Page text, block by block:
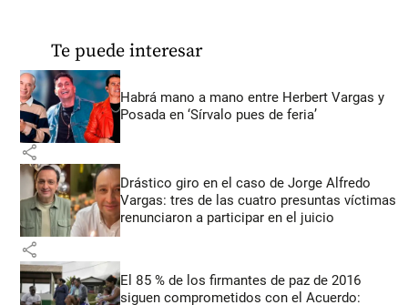
Te puede interesar
Habrá mano a mano entre Herbert Vargas y
Posada en ‘Sírvalo pues de feria’
share
Drástico giro en el caso de Jorge Alfredo
Vargas: tres de las cuatro presuntas víctimas
renunciaron a participar en el juicio
share
El 85 % de los firmantes de paz de 2016
siguen comprometidos con el Acuerdo: